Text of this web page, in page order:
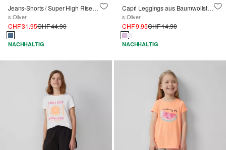
Jeans-Shorts / Super High Rise / Wide Leg / All-over-Stickerei
s.Oliver
CHF 31.95CHF 44.90
NACHHALTIG
Capri Leggings aus Baumwollstretch mit Elastikbund
s.Oliver
CHF 9.95CHF 14.90
NACHHALTIG